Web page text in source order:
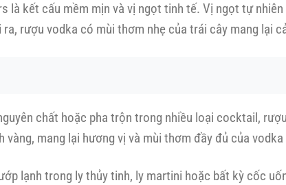
kết cấu mềm mịn và vị ngọt tinh tế. Vị ngọt tự
rượu vodka có mùi thơm nhẹ của trái cây mang lại
chất hoặc pha trộn trong nhiều loại cocktail,
mang lại hương vị và mùi thơm đầy đủ của vodka
lạnh trong ly thủy tinh, ly martini hoặc bất kỳ cốc